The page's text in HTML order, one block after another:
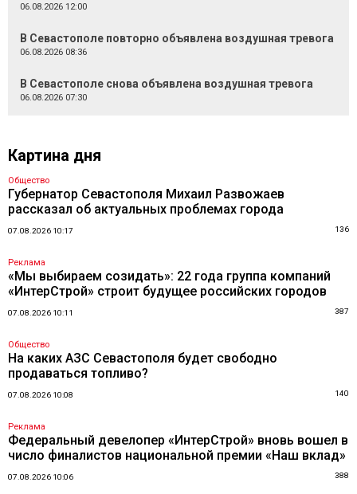
06.08.2026 12:00
В Севастополе повторно объявлена воздушная тревога
06.08.2026 08:36
В Севастополе снова объявлена воздушная тревога
06.08.2026 07:30
Картина дня
Общество
Губернатор Севастополя Михаил Развожаев
рассказал об актуальных проблемах города
07.08.2026 10:17 136
Реклама
«Мы выбираем созидать»: 22 года группа компаний
«ИнтерСтрой» строит будущее российских городов
07.08.2026 10:11 387
Общество
На каких АЗС Севастополя будет свободно
продаваться топливо?
07.08.2026 10:08 140
Реклама
Федеральный девелопер «ИнтерСтрой» вновь вошел в
число финалистов национальной премии «Наш вклад»
07.08.2026 10:06 388